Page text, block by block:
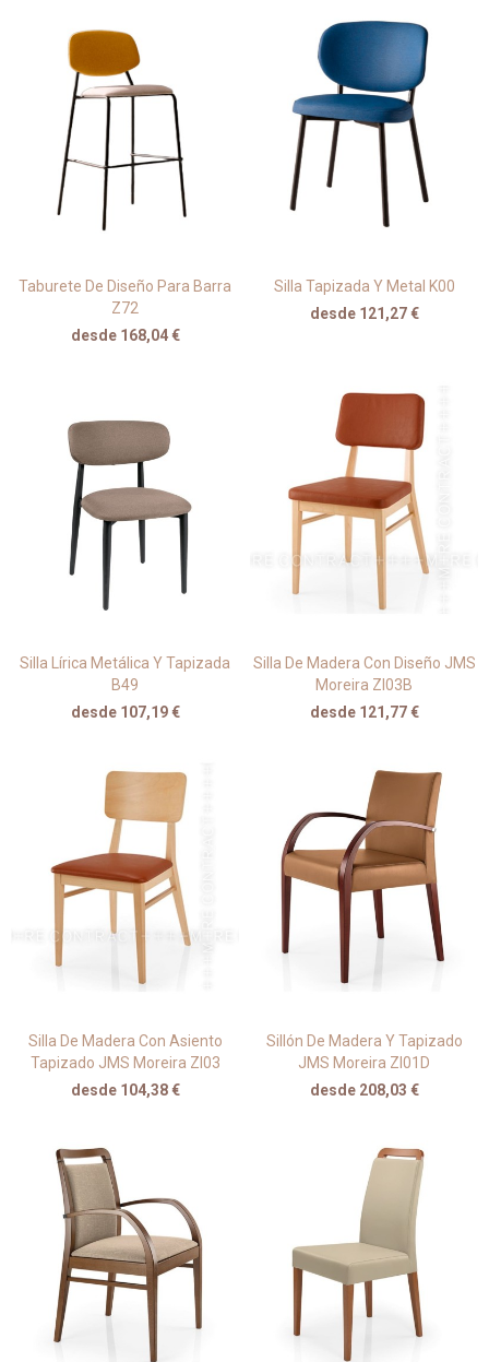
Taburete De Diseño Para Barra
Z72
desde 168,04 €
Silla Tapizada Y Metal K00
desde 121,27 €
Silla Lírica Metálica Y Tapizada
B49
desde 107,19 €
Silla De Madera Con Diseño JMS
Moreira ZI03B
desde 121,77 €
Silla De Madera Con Asiento
Tapizado JMS Moreira ZI03
desde 104,38 €
Sillón De Madera Y Tapizado
JMS Moreira ZI01D
desde 208,03 €